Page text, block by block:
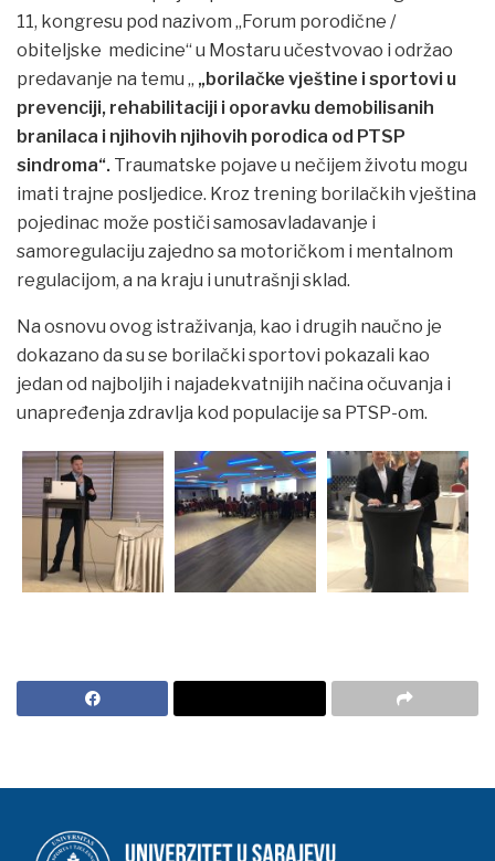
11, kongresu pod nazivom „Forum porodične /
obiteljske medicine“ u Mostaru učestvovao i održao
predavanje na temu „ „borilačke vještine i sportovi u
prevenciji, rehabilitaciji i oporavku demobilisanih
branilaca i njihovih njihovih porodica od PTSP
sindroma“. Traumatske pojave u nečijem životu mogu
imati trajne posljedice. Kroz trening borilačkih vještina
pojedinac može postiči samosavladavanje i
samoregulaciju zajedno sa motoričkom i mentalnom
regulacijom, a na kraju i unutrašnji sklad.
Na osnovu ovog istraživanja, kao i drugih naučno je
dokazano da su se borilački sportovi pokazali kao
jedan od najboljih i najadekvatnijih načina očuvanja i
unapređenja zdravlja kod populacije sa PTSP-om.